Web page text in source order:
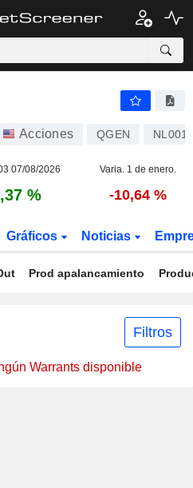
Acciones QGEN
07/08/2026 Varia. 1 de enero.
% -10,64 %
Gráficos Noticias
Prod apalancamiento
Filtros
Warrants disponible